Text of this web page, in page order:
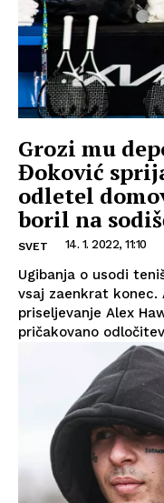
Grozi mu
Đoković
odletel
boril na
SVET 14. 1. 2022, 11:10
Ugibanja o usodi
vsaj zaenkrat
priseljevanje Alex
pričakovano